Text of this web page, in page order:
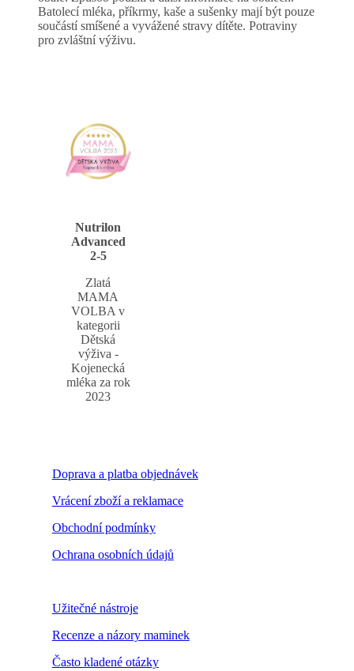
Batolecí mléka, příkrmy, kaše a sušenky mají být pouze
součástí smíšené a vyvážené stravy dítěte. Potraviny
pro zvláštní výživu.
Nutrilon
Advanced
2-5
Zlatá
MAMA
VOLBA v
kategorii
Dětská
výživa -
Kojenecká
mléka za rok
2023
Doprava a platba objednávek
Vrácení zboží a reklamace
Obchodní podmínky
Ochrana osobních údajů
Užitečné nástroje
Recenze a názory maminek
Často kladené otázky